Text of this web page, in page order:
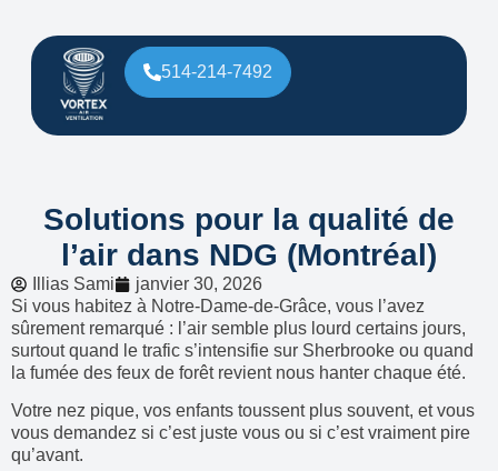
514-214-7492
Solutions pour la qualité de
l’air dans NDG (Montréal)
Illias Sami
janvier 30, 2026
Si vous habitez à Notre-Dame-de-Grâce, vous l’avez
sûrement remarqué : l’air semble plus lourd certains jours,
surtout quand le trafic s’intensifie sur Sherbrooke ou quand
la fumée des feux de forêt revient nous hanter chaque été.
Votre nez pique, vos enfants toussent plus souvent, et vous
vous demandez si c’est juste vous ou si c’est vraiment pire
qu’avant.